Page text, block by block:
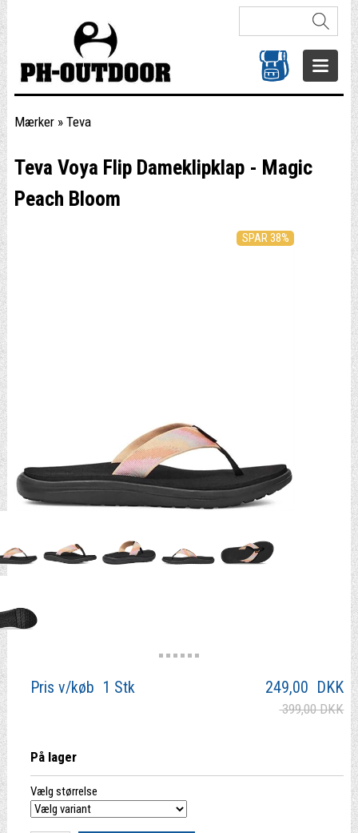
Mærker» Teva
Teva Voya Flip Dameklipklap - Magic
Peach Bloom
SPAR 38%
Pris v/køb 1 Stk 249,00 DKK
399,00 DKK
På lager
Vælg størrelse